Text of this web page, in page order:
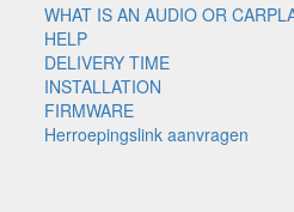
WHAT IS AN AUDIO OR
HELP
DELIVERY TIME
INSTALLATION
FIRMWARE
Herroepingslink aanvragen